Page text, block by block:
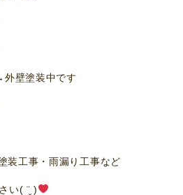
壁塗装中です
装工事・雨漏り工事など
い( ¨̮ )